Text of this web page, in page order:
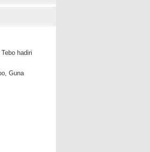
hadiri
Guna